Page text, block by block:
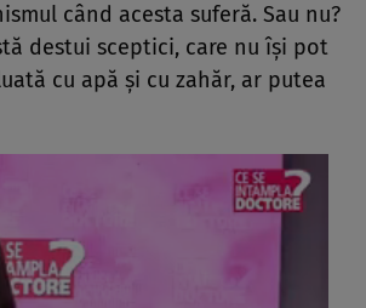
când acesta suferă. Sau nu?
destui sceptici, care nu îşi pot
cu apă şi cu zahăr, ar putea